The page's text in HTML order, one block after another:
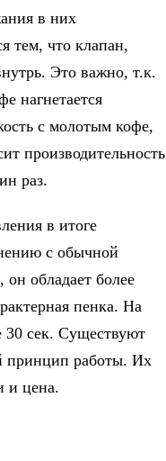
в них
тем, что клапан,
Это важно, т.к.
нагнетается
с молотым кофе,
производительность
раз.
в итоге
с обычной
обладает более
пенка. На
30 сек. Существуют
принцип работы. Их
и цена.